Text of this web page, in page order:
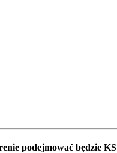
podejmować będzie